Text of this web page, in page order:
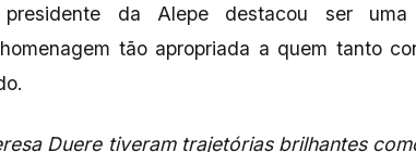
da Alepe destacou ser uma
tão apropriada a quem tanto
Duere tiveram trajetórias brilhantes